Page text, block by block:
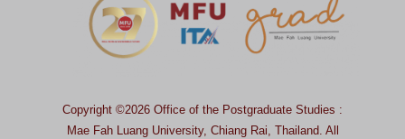
Copyright ©2026 Office of the Postgraduate Studies :
Mae Fah Luang University, Chiang Rai, Thailand. All